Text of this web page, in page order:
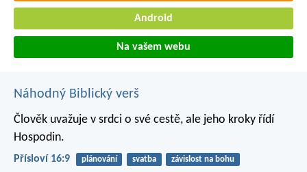
Android
Na vašem webu
Náhodný Biblický verš
Člověk uvažuje v srdci o své cestě, ale jeho kroky řídí
Hospodin.
Přísloví 16:9 plánování svatba závislost na bohu